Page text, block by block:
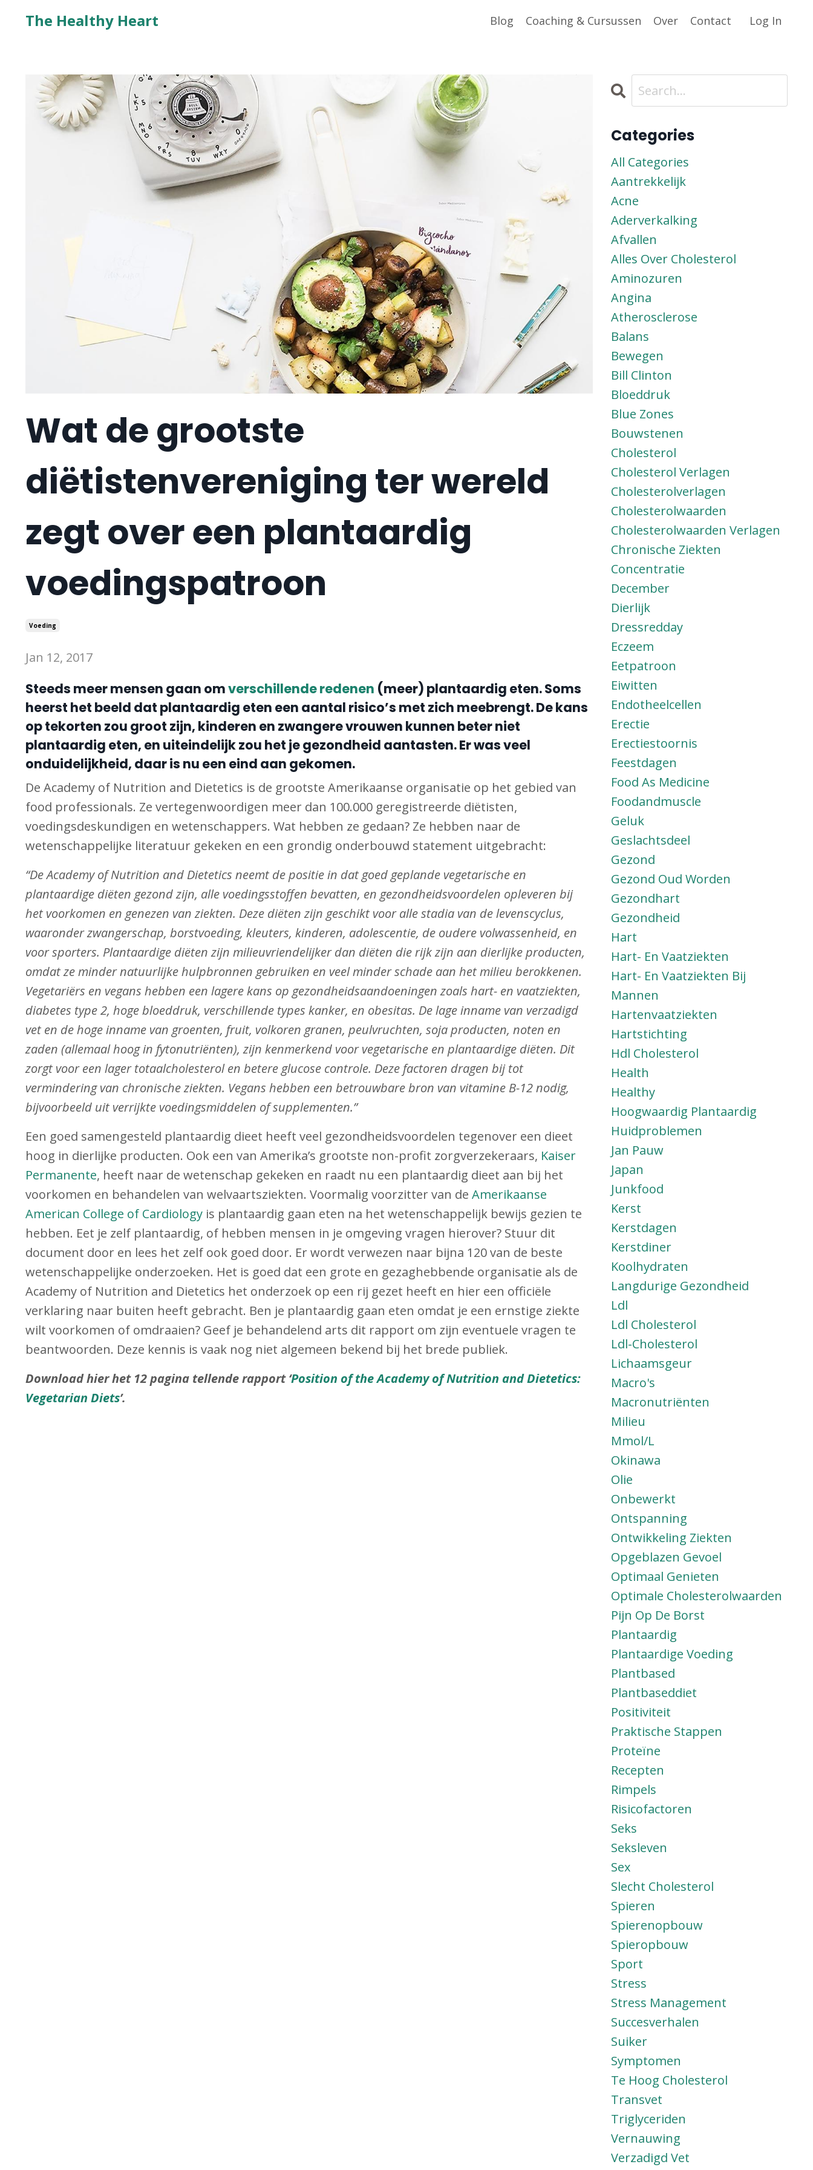
The Healthy Heart Blog Coaching & Cursussen Over Contact Log In
Wat de grootste
diëtistenvereniging ter wereld
zegt over een plantaardig
voedingspatroon
Voeding
Jan 12, 2017
Steeds meer mensen gaan omverschillende redenen (meer) plantaardig eten. Soms
heerst het beeld dat plantaardig eten een aantal risico’s met zich meebrengt. De kans
op tekorten zou groot zijn, kinderen en zwangere vrouwen kunnen beter niet
plantaardig eten, en uiteindelijk zou het je gezondheid aantasten. Er was veel
onduidelijkheid, daar is nu een eind aan gekomen.
De Academy of Nutrition and Dietetics is de grootste Amerikaanse organisatie op het gebied van
food professionals. Ze vertegenwoordigen meer dan 100.000 geregistreerde diëtisten,
voedingsdeskundigen en wetenschappers. Wat hebben ze gedaan? Ze hebben naar de
wetenschappelijke literatuur gekeken en een grondig onderbouwd statement uitgebracht:
“De Academy of Nutrition and Dietetics neemt de positie in dat goed geplande vegetarische en
plantaardige diëten gezond zijn, alle voedingsstoffen bevatten, en gezondheidsvoordelen opleveren bij
het voorkomen en genezen van ziekten. Deze diëten zijn geschikt voor alle stadia van de levenscyclus,
waaronder zwangerschap, borstvoeding, kleuters, kinderen, adolescentie, de oudere volwassenheid, en
voor sporters. Plantaardige diëten zijn milieuvriendelijker dan diëten die rijk zijn aan dierlijke producten,
omdat ze minder natuurlijke hulpbronnen gebruiken en veel minder schade aan het milieu berokkenen.
Vegetariërs en vegans hebben een lagere kans op gezondheidsaandoeningen zoals hart- en vaatziekten,
diabetes type 2, hoge bloeddruk, verschillende types kanker, en obesitas. De lage inname van verzadigd
vet en de hoge inname van groenten, fruit, volkoren granen, peulvruchten, soja producten, noten en
zaden (allemaal hoog in fytonutriënten), zijn kenmerkend voor vegetarische en plantaardige diëten. Dit
zorgt voor een lager totaalcholesterol en betere glucose controle. Deze factoren dragen bij tot
vermindering van chronische ziekten. Vegans hebben een betrouwbare bron van vitamine B-12 nodig,
bijvoorbeeld uit verrijkte voedingsmiddelen of supplementen.”
Een goed samengesteld plantaardig dieet heeft veel gezondheidsvoordelen tegenover een dieet
hoog in dierlijke producten. Ook een van Amerika’s grootste non-profit zorgverzekeraars, Kaiser
Permanente, heeft naar de wetenschap gekeken en raadt nu een plantaardig dieet aan bij het
voorkomen en behandelen van welvaartsziekten. Voormalig voorzitter van de Amerikaanse
American College of Cardiology is plantaardig gaan eten na het wetenschappelijk bewijs gezien te
hebben. Eet je zelf plantaardig, of hebben mensen in je omgeving vragen hierover? Stuur dit
document door en lees het zelf ook goed door. Er wordt verwezen naar bijna 120 van de beste
wetenschappelijke onderzoeken. Het is goed dat een grote en gezaghebbende organisatie als de
Academy of Nutrition and Dietetics het onderzoek op een rij gezet heeft en hier een officiële
verklaring naar buiten heeft gebracht. Ben je plantaardig gaan eten omdat je een ernstige ziekte
wilt voorkomen of omdraaien? Geef je behandelend arts dit rapport om zijn eventuele vragen te
beantwoorden. Deze kennis is vaak nog niet algemeen bekend bij het brede publiek.
Download hier het 12 pagina tellende rapport ‘Position of the Academy of Nutrition and Dietetics:
Vegetarian Diets’.
Categories
All Categories
Aantrekkelijk
Acne
Aderverkalking
Afvallen
Alles Over Cholesterol
Aminozuren
Angina
Atherosclerose
Balans
Bewegen
Bill Clinton
Bloeddruk
Blue Zones
Bouwstenen
Cholesterol
Cholesterol Verlagen
Cholesterolverlagen
Cholesterolwaarden
Cholesterolwaarden Verlagen
Chronische Ziekten
Concentratie
December
Dierlijk
Dressredday
Eczeem
Eetpatroon
Eiwitten
Endotheelcellen
Erectie
Erectiestoornis
Feestdagen
Food As Medicine
Foodandmuscle
Geluk
Geslachtsdeel
Gezond
Gezond Oud Worden
Gezondhart
Gezondheid
Hart
Hart- En Vaatziekten
Hart- En Vaatziekten Bij
Mannen
Hartenvaatziekten
Hartstichting
Hdl Cholesterol
Health
Healthy
Hoogwaardig Plantaardig
Huidproblemen
Jan Pauw
Japan
Junkfood
Kerst
Kerstdagen
Kerstdiner
Koolhydraten
Langdurige Gezondheid
Ldl
Ldl Cholesterol
Ldl-Cholesterol
Lichaamsgeur
Macro's
Macronutriënten
Milieu
Mmol/l
Okinawa
Olie
Onbewerkt
Ontspanning
Ontwikkeling Ziekten
Opgeblazen Gevoel
Optimaal Genieten
Optimale Cholesterolwaarden
Pijn Op De Borst
Plantaardig
Plantaardige Voeding
Plantbased
Plantbaseddiet
Positiviteit
Praktische Stappen
Proteïne
Recepten
Rimpels
Risicofactoren
Seks
Seksleven
Sex
Slecht Cholesterol
Spieren
Spierenopbouw
Spieropbouw
Sport
Stress
Stress Management
Succesverhalen
Suiker
Symptomen
Te Hoog Cholesterol
Transvet
Triglyceriden
Vernauwing
Verzadigd Vet